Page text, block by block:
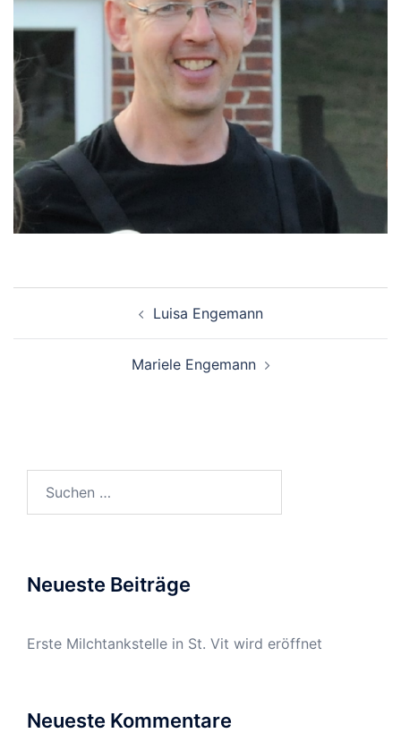
Luisa Engemann
Mariele Engemann
Neueste Beiträge
Erste Milchtankstelle in St. Vit wird eröffnet
Neueste Kommentare